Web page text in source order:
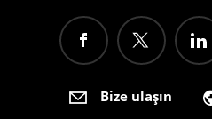
Bize ulaşın